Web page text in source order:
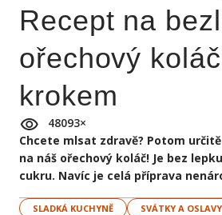
Recept na
ořechový
krokem
48093×
Chcete mlsat zdravě? Potom
na náš ořechový koláč! Je bez
cukru. Navíc je celá příprava
SLADKÁ KUCHYNĚ
SVÁTKY A OSLAVY